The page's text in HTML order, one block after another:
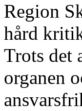
Region
hård
Trots det
organen